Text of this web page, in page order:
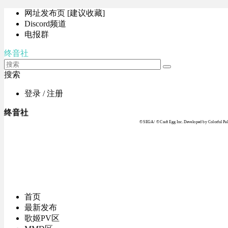
网址发布页 [建议收藏]
Discord频道
电报群
终音社
搜索
登录 / 注册
终音社
© SEGA / © Craft Egg Inc. Developed by Colorful
首页
最新发布
歌姬PV区